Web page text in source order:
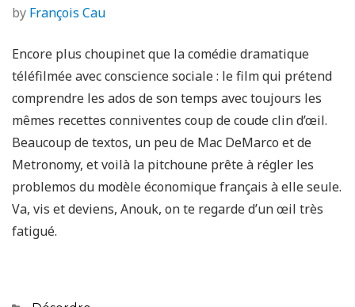
by François Cau
Encore plus choupinet que la comédie dramatique
téléfilmée avec conscience sociale : le film qui prétend
comprendre les ados de son temps avec toujours les
mêmes recettes conniventes coup de coude clin d’œil.
Beaucoup de textos, un peu de Mac DeMarco et de
Metronomy, et voilà la pitchoune prête à régler les
problemos du modèle économique français à elle seule.
Va, vis et deviens, Anouk, on te regarde d’un œil très
fatigué.